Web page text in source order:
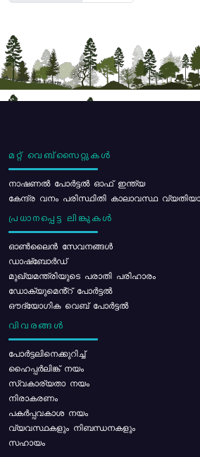
മറ്റ് വെബ്സൈറ്റുകൾ
നാഷണൽ പോർട്ടൽ ഓഫ് ഇന്ത്യ
കേന്ദ്ര വനം പരിസ്ഥിതി കാലാവസ്ഥ
പ്രധാനപ്പെട്ട ലിങ്കുകൾ
ഓൺലൈൻ സേവനങ്ങൾ
ഡാഷ്ബോർഡ്
മുഖ്യമന്ത്രിയുടെ പരാതി പരിഹാരം
ഡോക്യുമെൻ്റ് പോർട്ടൽ
ഔദ്യോഗിക വെബ് പോർട്ടൽ
വിവരങ്ങൾ
പോര്‍ട്ടലിനെക്കുറിച്ച്
ഹൈപ്പർലിങ്ക് നയം
സ്വകാര്യതാ നയം
നിരാകരണം
പകർപ്പവകാശ നയം
വ്യവസ്ഥകളും നിബന്ധനകളും
സഹായം